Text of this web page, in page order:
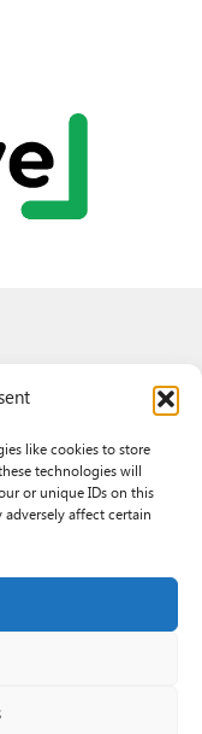
like cookies to store
technologies will
or unique IDs on this
affect certain
drwy warant